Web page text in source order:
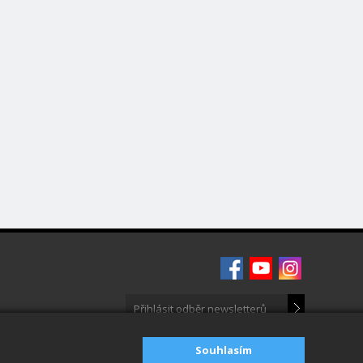
Souhlasím